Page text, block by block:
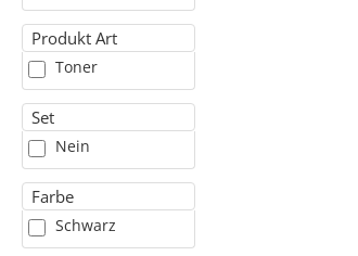
Produkt Art
Toner
Set
Nein
Farbe
Schwarz